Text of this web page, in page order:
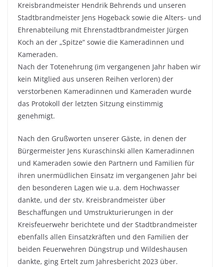
Kreisbrandmeister Hendrik Behrends und unseren
Stadtbrandmeister Jens Hogeback sowie die Alters- und
Ehrenabteilung mit Ehrenstadtbrandmeister Jürgen
Koch an der „Spitze“ sowie die Kameradinnen und
Kameraden.
Nach der Totenehrung (im vergangenen Jahr haben wir
kein Mitglied aus unseren Reihen verloren) der
verstorbenen Kameradinnen und Kameraden wurde
das Protokoll der letzten Sitzung einstimmig
genehmigt.
Nach den Grußworten unserer Gäste, in denen der
Bürgermeister Jens Kuraschinski allen Kameradinnen
und Kameraden sowie den Partnern und Familien für
ihren unermüdlichen Einsatz im vergangenen Jahr bei
den besonderen Lagen wie u.a. dem Hochwasser
dankte, und der stv. Kreisbrandmeister über
Beschaffungen und Umstrukturierungen in der
Kreisfeuerwehr berichtete und der Stadtbrandmeister
ebenfalls allen Einsatzkräften und den Familien der
beiden Feuerwehren Düngstrup und Wildeshausen
dankte, ging Ertelt zum Jahresbericht 2023 über.